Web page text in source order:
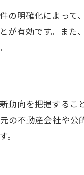
の明確化によって
有効です。また
向を把握するこ
不動産会社や公